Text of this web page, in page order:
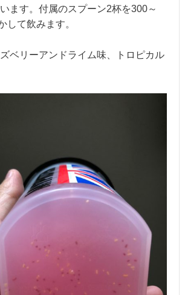
ます。付属のスプーン2杯を300～
して飲みます。
ベリーアンドライム味、トロピカル